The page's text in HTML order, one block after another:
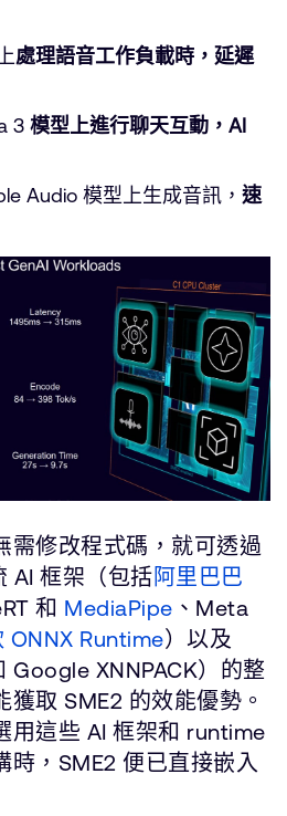
處理語音工作負載時，延遲
3 模型上進行聊天互動，AI
Audio 模型上生成音訊， 速
需修改程式碼，就可透過
AI 框架（包括阿里巴巴
和 MediaPipe 、Meta
ONNX Runtime）以及
Google XNNPACK）的整
取 SME2 的效能優勢。
用這些 AI 框架和 runtime
時，SME2 便已直接嵌入